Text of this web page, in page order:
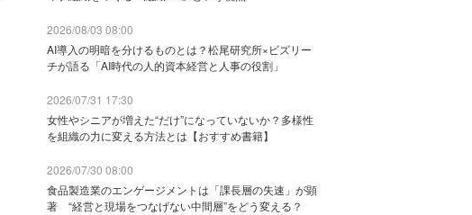
2026/08/03 08:00
AI導入の明暗を分けるものとは？松尾研究所×ビズリー
チが語る「AI時代の人的資本経営と人事の役割」
2026/07/31 17:30
女性やシニアが増えた“だけ”になっていないか？多様性
を組織の力に変える方法とは【おすすめ書籍】
2026/07/30 08:00
食品製造業のエンゲージメントは「課長層の失速」が顕
著 “経営と現場をつなげない中間層”をどう変える？